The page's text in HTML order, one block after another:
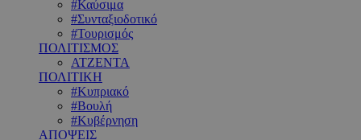
#Καύσιμα
#Συνταξιοδοτικό
#Τουρισμός
ΠΟΛΙΤΙΣΜΟΣ
ΑΤΖΕΝΤΑ
ΠΟΛΙΤΙΚΗ
#Κυπριακό
#Βουλή
#Κυβέρνηση
ΑΠΟΨΕΙΣ